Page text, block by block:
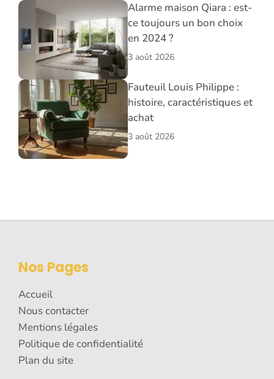
Alarme maison Qiara : est-
ce toujours un bon choix
en 2024 ?
3 août 2026
Fauteuil Louis Philippe :
histoire, caractéristiques et
achat
3 août 2026
Nos Pages
Accueil
Nous contacter
Mentions légales
Politique de confidentialité
Plan du site